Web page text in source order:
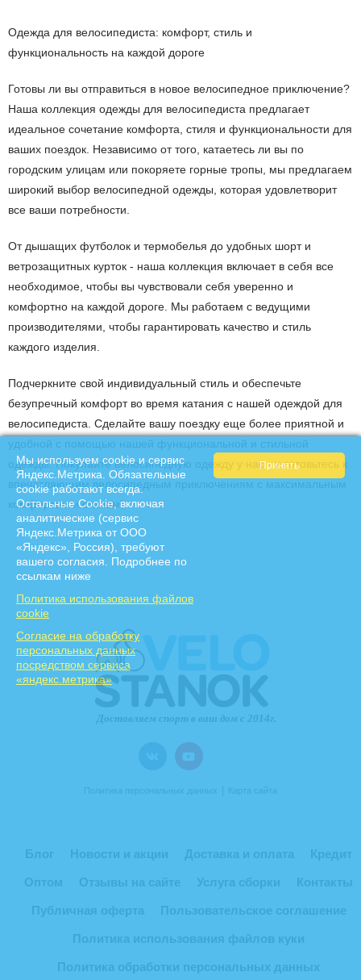
Одежда для велосипедиста: комфорт, стиль и
функциональность на каждой дороге
Готовы ли вы отправиться в новое велосипедное приключение?
Наша коллекция одежды для велосипедиста предлагает
идеальное сочетание комфорта, стиля и функциональности для
ваших поездок. Независимо от того, катаетесь ли вы по
городским улицам или покоряете горные тропы, мы предлагаем
широкий выбор велосипедной одежды, которая удовлетворит
все ваши потребности.
От дышащих футболок и термобелья до удобных шорт и
ветрозащитных курток - наша коллекция включает в себя все
необходимое, чтобы вы чувствовали себя уверенно и
комфортно на каждой дороге. Мы работаем с ведущими
производителями, чтобы гарантировать качество и стиль
каждого изделия.
Подчеркните свой индивидуальный стиль и обеспечьте
безупречный комфорт во время катания с нашей одеждой для
велосипедиста. Сделайте вашу поездку еще более приятной и
одежды. Покупайте велосипедную одежду у нас - и готовьтесь к
впечатляющим велосипедным приключениям с максимальным
комфортом и стилем!
Мы используем cookie и сервис
Яндекс.Метрика. Обязательные
cookie работают всегда.
Остальные Сookie, включая
аналитические (сервис
Яндекс.Метрика от ООО
«Яндекс», Россия), требуют
вашего согласия. Подробнее по
ссылкам ниже
Политика использования файлов
cookie
Cогласие на обработку
персональных данных
посредством сервиса
«яндекс.метрика»